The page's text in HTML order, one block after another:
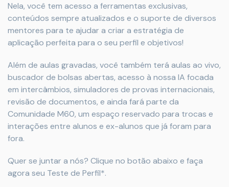
Nela, você tem acesso a ferramentas exclusivas,
conteúdos sempre atualizados e o suporte de diversos
mentores para te ajudar a criar a estratégia de
aplicação perfeita para o seu perfil e objetivos!
Além de aulas gravadas, você também terá aulas ao vivo,
buscador de bolsas abertas, acesso à nossa IA focada
em intercâmbios, simuladores de provas internacionais,
revisão de documentos, e ainda fará parte da
Comunidade M60, um espaço reservado para trocas e
interações entre alunos e ex-alunos que já foram para
fora.
Quer se juntar a nós? Clique no botão abaixo e faça
agora seu Teste de Perfil*.